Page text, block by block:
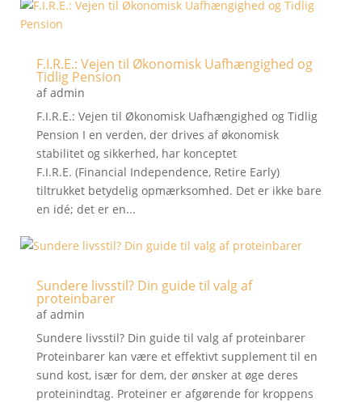
F.I.R.E.: Vejen til Økonomisk Uafhængighed og
Tidlig Pension
afadmin
F.I.R.E.: Vejen til Økonomisk Uafhængighed og Tidlig
Pension I en verden, der drives af økonomisk
stabilitet og sikkerhed, har konceptet
F.I.R.E. (Financial Independence, Retire Early)
tiltrukket betydelig opmærksomhed. Det er ikke bare
en idé; det er en...
Sundere livsstil? Din guide til valg af
proteinbarer
afadmin
Sundere livsstil? Din guide til valg af proteinbarer
Proteinbarer kan være et effektivt supplement til en
sund kost, især for dem, der ønsker at øge deres
proteinindtag. Proteiner er afgørende for kroppens